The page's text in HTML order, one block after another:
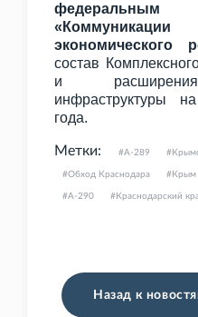
экономического
состав
и расширения
инфраструктуры
года.
Метки: А-289
Обход Краснодара Крым
А-290 Краснодарский
Назад к